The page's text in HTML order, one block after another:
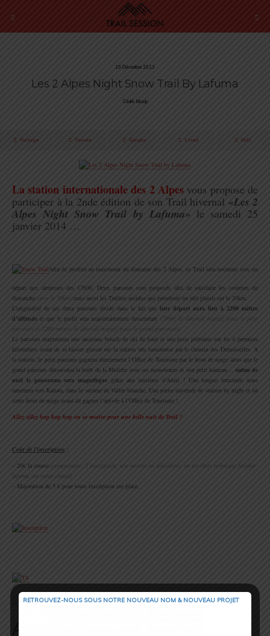
19 Décembre 2013
Les 2 Alpes Night Snow Trail By Lafuma
Cédric Masip
Partager Tweeter Épingler E-mail SMS
.
La station internationale des 2 Alpesvous propose de
participer à la 2nde édition de son Trail hivernal «Les 2
Alpes Night Snow Trail by Lafuma» le samedi 25
janvier 2014 …
Afin de profiter au maximum du domaine des 2 Alpes, ce Trail sera nocturne avec un
départ aux alentours des 17h00. Deux parcours sont proposés afin de satisfaire les coureurs du
dimanche
(avec le 10km)
mais aussi les Trailers assidus qui prendront un réel plaisir sur le 20km.
L’originalité de ces deux parcours réside dans le fait que leur départ aura lieu à 2200 mètres
d’altitude et que le profil sera majoritairement descendant (700m de dénivelé négatif pour le petit
parcours et 1200 mètres de dénivelé négatif pour le grand parcours) .
Le parcours empruntera une ancienne boucle de ski de fond et une piste piétonne sur les 4 premiers
kilomètres avant de se laisser glisser sur la station très lumineuse par le chemin des Demoiselles. A
la station, le petit parcours gagnera directement l’Office de Tourisme par le front de neige alors que le
grand parcours découvrira la forêt de la Molière avec ses monotraces et son petit hameau… même de
nuit le panorama sera magnifique grâce aux lumières d’Auris ! Une longue remontée nous
ramènera vers Kanata, dans le secteur de Vallée blanche. Une petite traversée de station by night et un
court front de neige avant de gagner l’arrivée à l’Office de Tourisme !
Allez allez hop hop hop on se motive pour une belle nuit de Trail !
Coût de l’inscription :
– 20€ la course
(comprenant : l’inscription, une montée en télécabine, un tee-shirt technique finisher
lafuma, un repas chaud)
– Majoration de 5 € pour toute inscription sur place.
Trail Session Magazine, 2013.
RETROUVEZ-NOUS SOUS NOTRE NOUVEAU NOM & NOUVEAU PROJET